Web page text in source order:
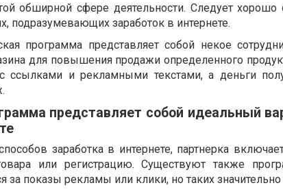
обширной сфере деятельности. Следует хорошо
подразумевающих заработок в интернете.
программа представляет собой некое
для повышения продажи определенного
ссылками и рекламными текстами, а деньги
представляет собой идеальный
заработка в интернете, партнерка
или регистрацию. Существуют также
за показы рекламы или клики, но таких